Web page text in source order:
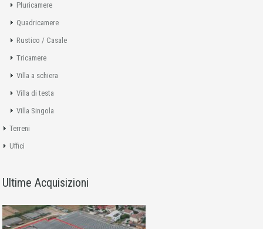
Pluricamere
Quadricamere
Rustico / Casale
Tricamere
Villa a schiera
Villa di testa
Villa Singola
Terreni
Uffici
Ultime Acquisizioni